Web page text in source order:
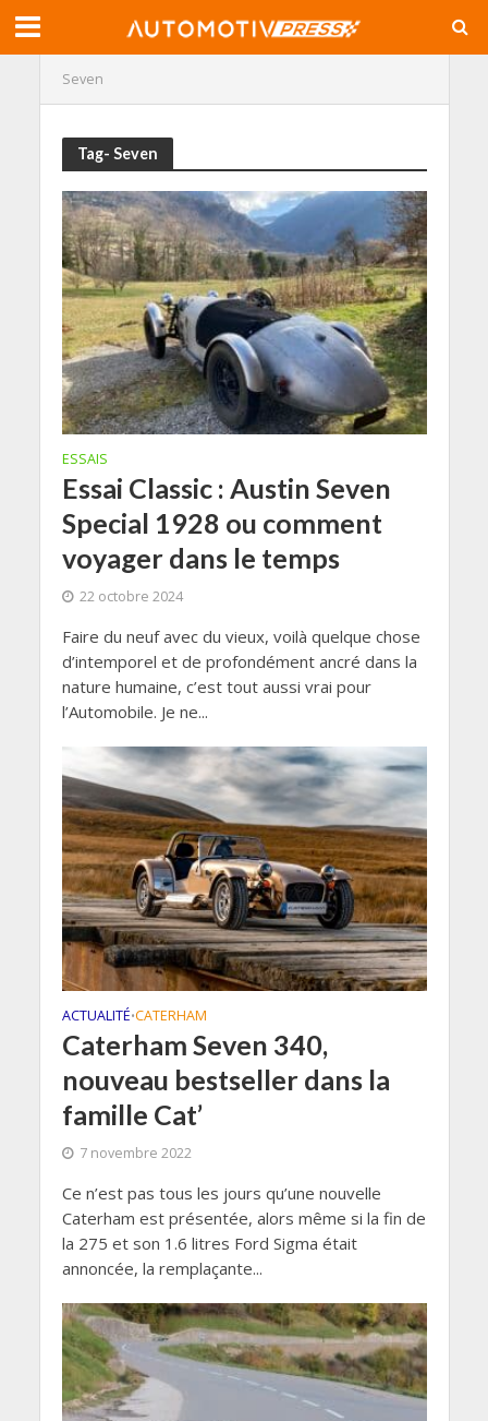
Seven
Tag- Seven
ESSAIS
Essai Classic : Austin Seven
Special 1928 ou comment
voyager dans le temps
22 octobre 2024
Faire du neuf avec du vieux, voilà quelque chose
d’intemporel et de profondément ancré dans la
nature humaine, c’est tout aussi vrai pour
l’Automobile. Je ne...
ACTUALITÉ•CATERHAM
Caterham Seven 340,
nouveau bestseller dans la
famille Cat’
7 novembre 2022
Ce n’est pas tous les jours qu’une nouvelle
Caterham est présentée, alors même si la fin de
la 275 et son 1.6 litres Ford Sigma était
annoncée, la remplaçante...